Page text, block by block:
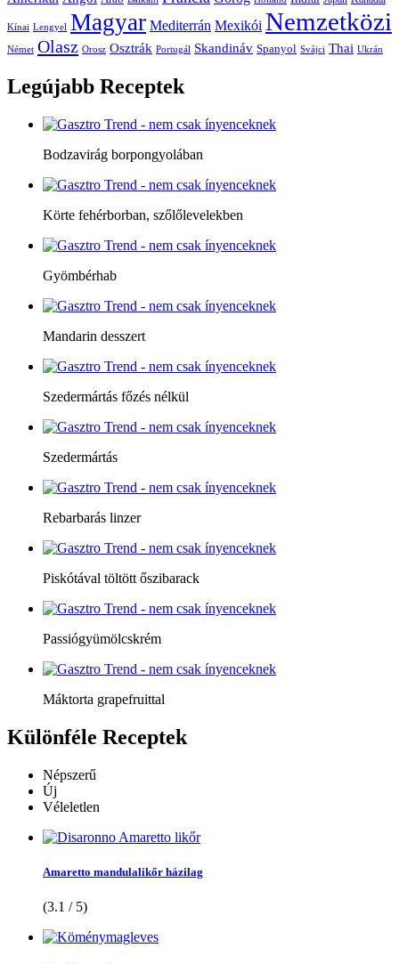
Kínai Lengyel Magyar Mediterrán Mexikói Nemzetközi
Német Olasz Orosz Osztrák Portugál Skandináv Spanyol Svájci Thai Ukrán
Legújabb Receptek
Bodzavirág borpongyolában
Körte fehérborban, szőlőlevelekben
Gyömbérhab
Mandarin desszert
Szedermártás főzés nélkül
Szedermártás
Rebarbarás linzer
Piskótával töltött őszibarack
Passiógyümölcskrém
Máktorta grapefruittal
Különféle Receptek
Népszerű
Új
Véleletlen
Amaretto mandulalikőr házilag
(3.1 / 5)